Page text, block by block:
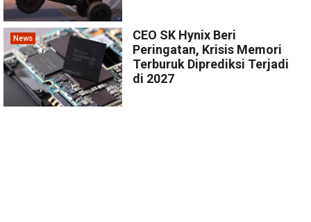
News
CEO SK Hynix Beri
Peringatan, Krisis Memori
Terburuk Diprediksi Terjadi
di 2027